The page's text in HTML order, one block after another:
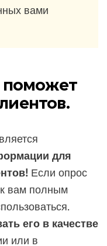
вами
поможет
для
Если опрос
к вам полным
его в качестве
или в